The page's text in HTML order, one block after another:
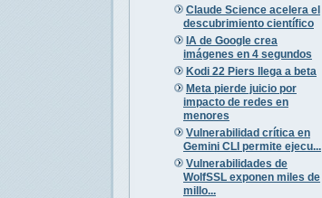
Claude Science acelera el
descubrimiento científico
IA de Google crea
imágenes en 4 segundos
Kodi 22 Piers llega a beta
Meta pierde juicio por
impacto de redes en
menores
Vulnerabilidad crítica en
Gemini CLI permite ejecu...
Vulnerabilidades de
WolfSSL exponen miles de
millo...